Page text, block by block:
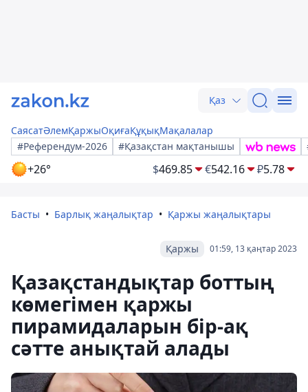
Қаз
СаясатӘлемҚаржыОқиғаҚұқықМақалалар
#Референдум-2026
#Қазақстан мақтанышы
+26° $469.85 €542.16 ₽5.78
Басты Барлық жаңалықтар Қаржы жаңалықтары
01:59, 13 қаңтар 2023
Қаржы
Қазақстандықтар боттың
көмегімен қаржы
пирамидаларын бір-ақ
сәтте анықтай алады